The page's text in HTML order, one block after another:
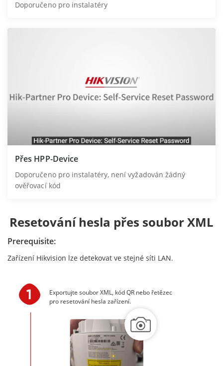
Doporučeno pro instalatéry
Přes HPP-Device
Doporučeno pro instalatéry, není vyžadován žádný
ověřovací kód
Resetování hesla přes soubor XML
Prerequisite:
Zařízení Hikvision lze detekovat ve stejné síti LAN.
Exportujte soubor XML, kód QR nebo řetězec
pro resetování hesla zařízení.